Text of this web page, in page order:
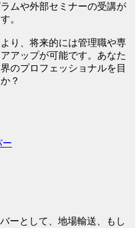
ムや外部セミナーの受講が
。
り、将来的には管理職や専
アップが可能です。あなた
のプロフェッショナルを目
？
ー
ーとして、地場輸送、もし